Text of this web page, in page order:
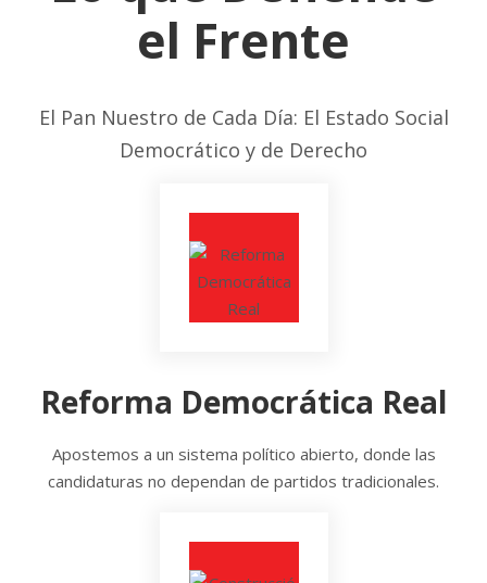
el Frente
El Pan Nuestro de Cada Día: El Estado Social
Democrático y de Derecho
Reforma Democrática Real
Apostemos a un sistema político abierto, donde las
candidaturas no dependan de partidos tradicionales.